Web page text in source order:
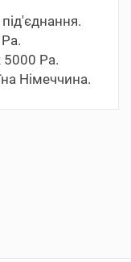
Pa.
Німеччина.